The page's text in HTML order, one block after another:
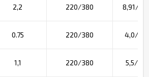
2,2 220/380 8,91/
0.75 220/380 4,0/2,3
1,1 220/380 5,5/3,2